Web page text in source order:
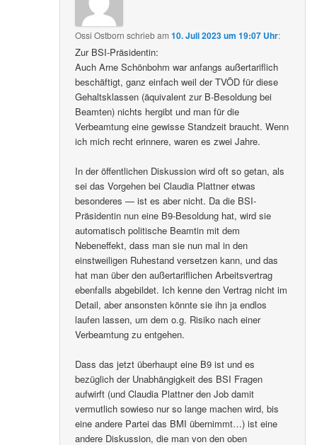
Ossi Ostborn schriebam10. Juli 2023 um 19:07 Uhr:
Zur BSI-Präsidentin:
Auch Arne Schönbohm war anfangs außertariflich
beschäftigt, ganz einfach weil der TVÖD für diese
Gehaltsklassen (äquivalent zur B-Besoldung bei
Beamten) nichts hergibt und man für die
Verbeamtung eine gewisse Standzeit braucht. Wenn
ich mich recht erinnere, waren es zwei Jahre.
In der öffentlichen Diskussion wird oft so getan, als
sei das Vorgehen bei Claudia Plattner etwas
besonderes — ist es aber nicht. Da die BSI-
Präsidentin nun eine B9-Besoldung hat, wird sie
automatisch politische Beamtin mit dem
Nebeneffekt, dass man sie nun mal in den
einstweiligen Ruhestand versetzen kann, und das
hat man über den außertariflichen Arbeitsvertrag
ebenfalls abgebildet. Ich kenne den Vertrag nicht im
Detail, aber ansonsten könnte sie ihn ja endlos
laufen lassen, um dem o.g. Risiko nach einer
Verbeamtung zu entgehen.
Dass das jetzt überhaupt eine B9 ist und es
bezüglich der Unabhängigkeit des BSI Fragen
aufwirft (und Claudia Plattner den Job damit
vermutlich sowieso nur so lange machen wird, bis
eine andere Partei das BMI übernimmt…) ist eine
andere Diskussion, die man von den oben